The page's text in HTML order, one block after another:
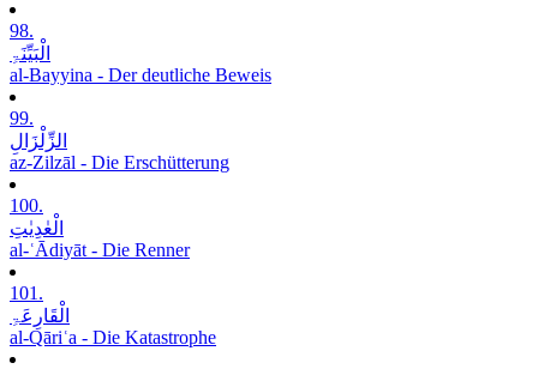
98.
الْبَیِّنَۃِ
al-Bayyina - Der deutliche Beweis
99.
الزِّلْزَالِ
az-Zilzāl - Die Erschütterung
100.
الْعٰدِیٰتِ
al-ʿĀdiyāt - Die Renner
101.
الْقَارِعَۃِ
al-Qāriʿa - Die Katastrophe